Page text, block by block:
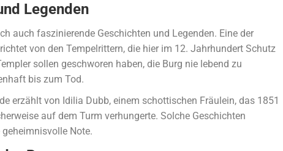
Legenden
auch faszinierende Geschichten und Legenden. Eine der
von den Tempelrittern, die hier im 12. Jahrhundert Schutz
sollen geschworen haben, die Burg nie lebend zu
bis zum Tod.
erzählt von Idilia Dubb, einem schottischen Fräulein, das 1851
auf dem Turm verhungerte. Solche Geschichten
Note.